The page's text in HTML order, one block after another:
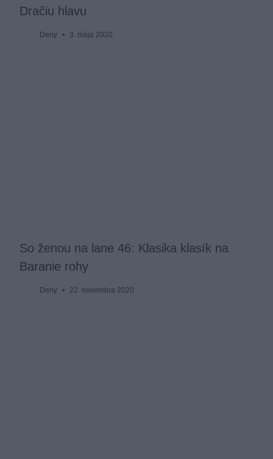
Dračiu hlavu
Deny 3. mája 2020
So ženou na lane 46: Klasika klasík na
Baranie rohy
Deny 22. novembra 2020